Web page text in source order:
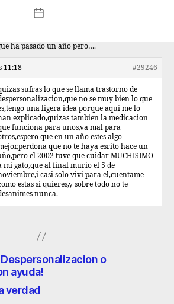
ha pasado un año pero….
11:18
#29246
sufras lo que se llama trastorno de
no se muy bien lo que
una ligera idea porque aqui me lo
explicado,quizas tambien la medicacion
funciona para unos,va mal para
que en un año estes algo
que no te haya esrito hace un
el 2002 tuve que cuidar MUCHISIMO
mi gato,que al final murio el 5 de
casi solo vivi para el,cuentame
estas si quieres,y sobre todo no te
nunca.
o
ayuda!
verdad